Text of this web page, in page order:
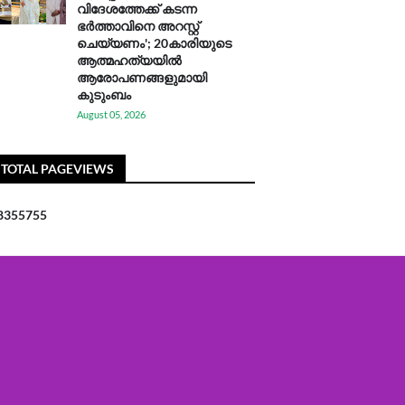
വിദേശത്തേക്ക് കടന്ന
ഭർത്താവിനെ അറസ്റ്റ്
ചെയ്യണം'; 20കാരിയുടെ
ആത്മഹത്യയിൽ
ആരോപണങ്ങളുമായി
കുടുംബം
August 05, 2026
TOTAL PAGEVIEWS
355755